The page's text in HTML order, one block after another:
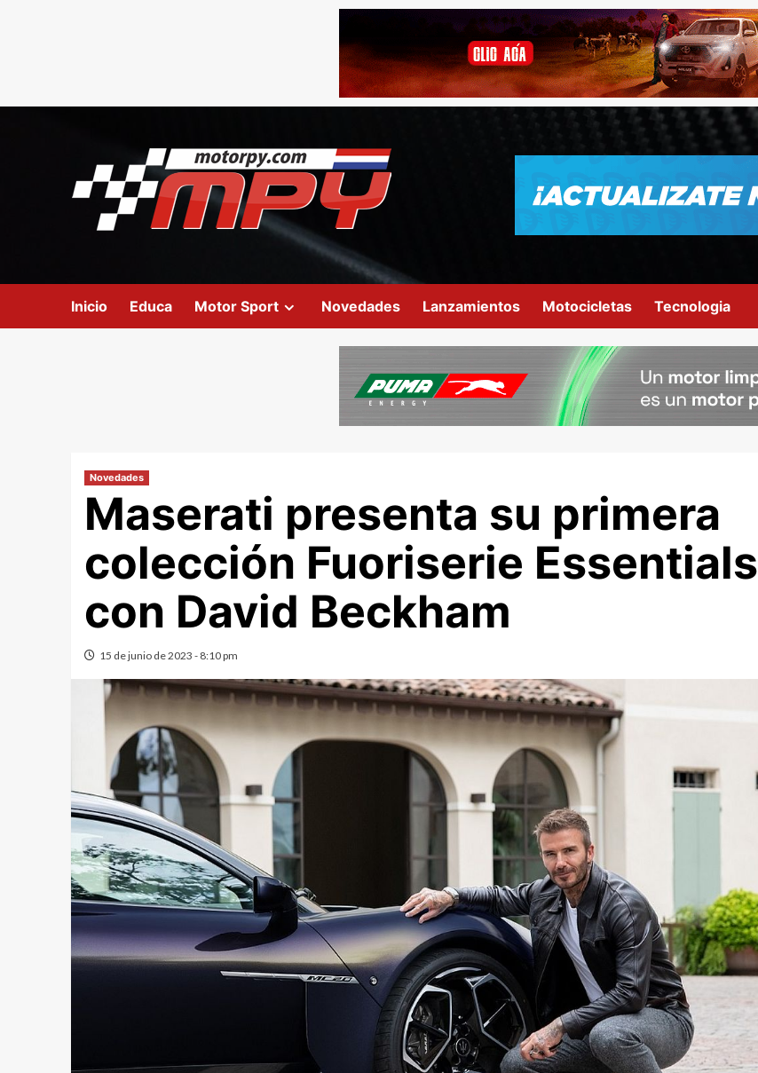
Inicio Educa Motor Sport Novedades Lanzamientos Motocicletas Tecnologia
Novedades
Maserati presenta su primera
colección Fuoriserie Essentials
con David Beckham
15 de junio de 2023 - 8:10 pm